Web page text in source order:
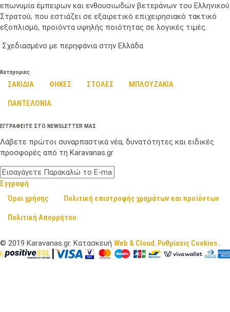
επωνυμία έμπειρων και ενθουσιωδών βετεράνων του Ελληνικού
Στρατού, που εστιάζει σε εξαιρετικό επιχειρησιακό τακτικό
εξοπλισμό, προϊόντα υψηλής ποιότητας σε λογικές τιμές.
Σχεδιασμένο με περηφάνια στην Ελλάδα
Κατηγοριες
ΣΑΚΙΔΙΑ ΘΗΚΕΣ ΣΤΟΛΕΣ ΜΠΛΟΥΖΑΚΙΑ
ΠΑΝΤΕΛΟΝΙΑ
ΕΓΓΡΑΦΕΙΤΕ ΣΤΟ NEWSLETTER ΜΑΣ
Λάβετε πρώτοι συναρπαστικά νέα, δυνατότητες και ειδικές
προσφορές από τη Karavanas.gr
Εγγραφή
Όροι χρήσης
Πολιτική επιστροφής χρημάτων και προϊόντων
Πολιτική Απορρήτου
© 2019 Karavanas.gr. Κατασκευή Web & Cloud Ρυθμίσεις Cookies